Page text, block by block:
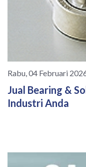
Rabu, 04 Februari
Jual Bearing &
Industri Anda